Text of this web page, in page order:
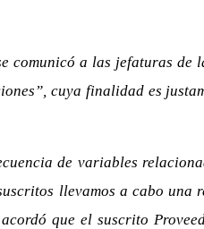
comunicó a las jefaturas
cuya finalidad es
de variables
llevamos a cabo una
que el suscrito